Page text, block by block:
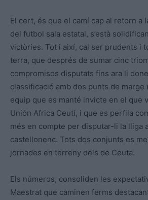
El cert, és que el camí cap al retorn a
del futbol sala estatal, s’està
victòries. Tot i així, cal ser prudents i
terra, que després de sumar cinc
compromisos disputats fins ara li
classificació amb dos punts de marge
equip que es manté invicte en el que
Unión Africa Ceutí, i que es perfila
més en compte per disputar-li la lliga
castellonenc. Tots dos conjunts es
jornades en terreny dels de Ceuta.
Els números, consoliden les
Maestrat que caminen ferms